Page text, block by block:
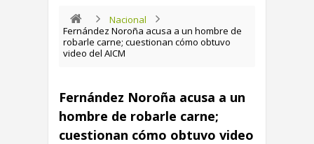
Nacional
Fernández Noroña acusa a un hombre de
robarle carne; cuestionan cómo obtuvo
video del AICM
Fernández Noroña acusa a un
hombre de robarle carne;
cuestionan cómo obtuvo video